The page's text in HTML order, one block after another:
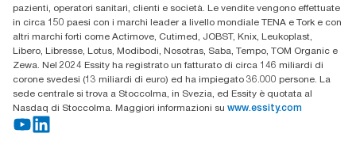
pazienti, operatori sanitari, clienti e società. Le vendite vengono effettuate
in circa 150 paesi con i marchi leader a livello mondiale TENA e Tork e con
altri marchi forti come Actimove, Cutimed, JOBST, Knix, Leukoplast,
Libero, Libresse, Lotus, Modibodi, Nosotras, Saba, Tempo, TOM Organic e
Zewa. Nel 2024 Essity ha registrato un fatturato di circa 146 miliardi di
corone svedesi (13 miliardi di euro) ed ha impiegato 36.000 persone. La
sede centrale si trova a Stoccolma, in Svezia, ed Essity è quotata al
Nasdaq di Stoccolma. Maggiori informazioni su www.essity.com